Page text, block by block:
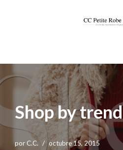
Shop by trend
porC.C. octubre 15, 2015